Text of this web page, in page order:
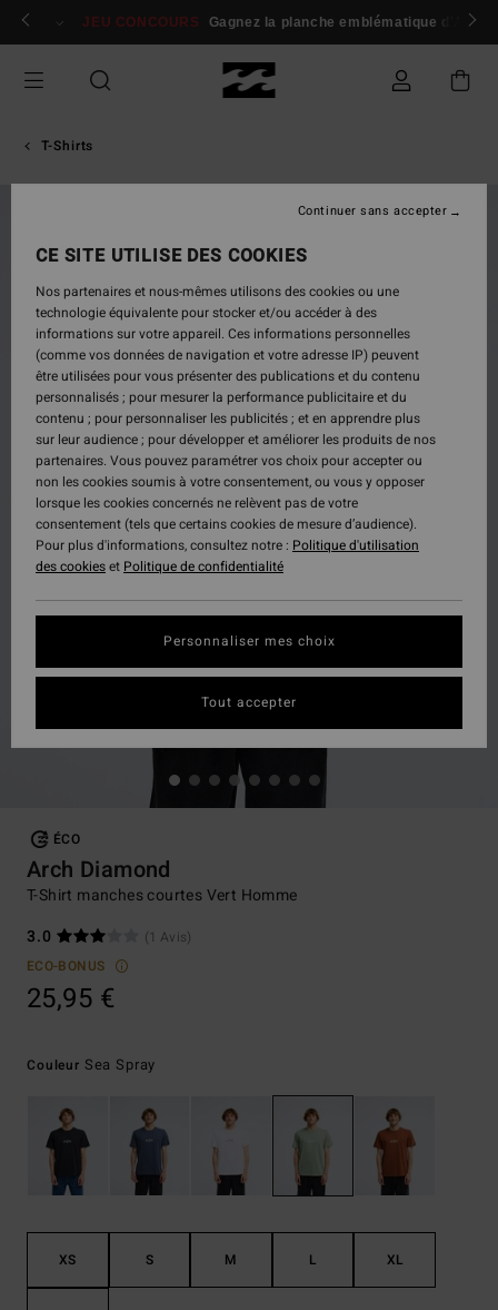
Passer
Se connecter / s'inscrire
JEU CONCOURS Gagnez la planche emblématique d'Andy
T-Shirts
ÉCO
Arch Diamond
T-Shirt manches courtes Vert Homme
3.0
(1 Avis)
ECO-BONUS
25,95 €
Couleur Sea Spray
XS S M L XL
CE SITE UTILISE DES COOKIES
Nos partenaires et nous-mêmes utilisons des cookies ou une
technologie équivalente pour stocker et/ou accéder à des
informations sur votre appareil. Ces informations personnelles
(comme vos données de navigation et votre adresse IP) peuvent
être utilisées pour vous présenter des publications et du contenu
personnalisés ; pour mesurer la performance publicitaire et du
contenu ; pour personnaliser les publicités ; et en apprendre plus
sur leur audience ; pour développer et améliorer les produits de nos
partenaires. Vous pouvez paramétrer vos choix pour accepter ou
non les cookies soumis à votre consentement, ou vous y opposer
lorsque les cookies concernés ne relèvent pas de votre
consentement (tels que certains cookies de mesure d’audience).
Pour plus d'informations, consultez notre : Politique d'utilisation
des cookieset Politique de confidentialité
Personnaliser mes choix
Continuer sans accepter
Tout accepter